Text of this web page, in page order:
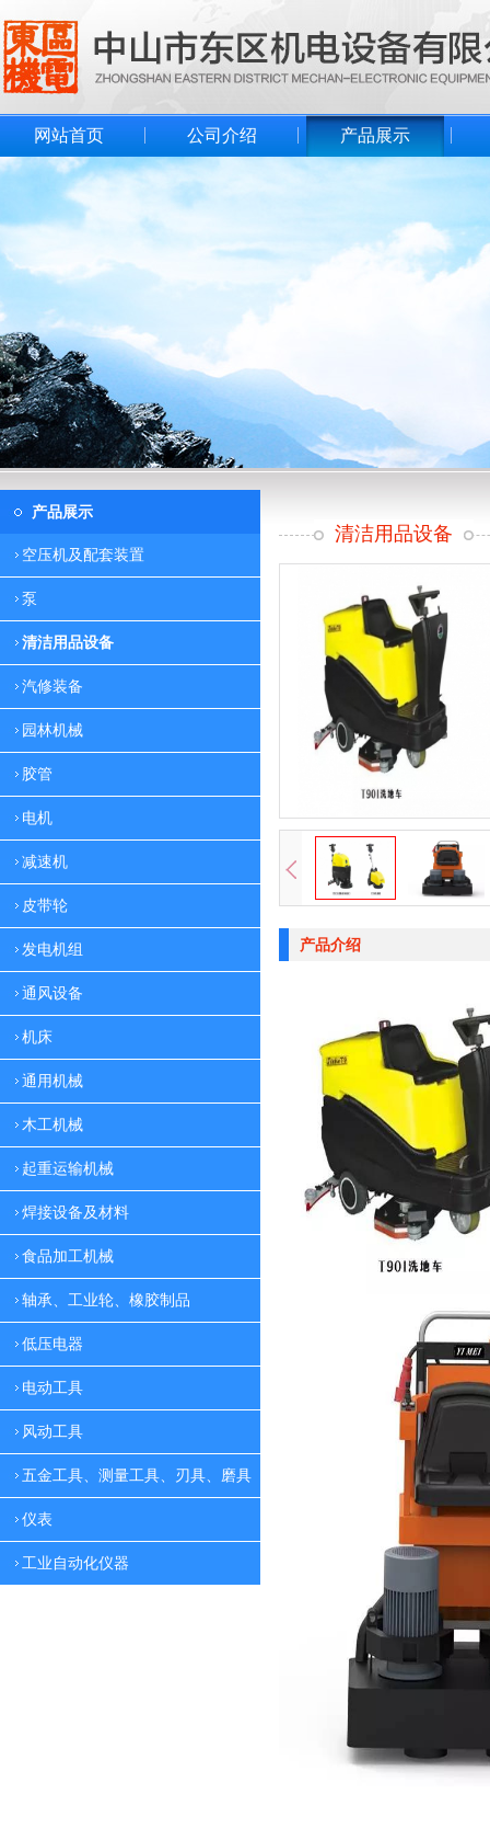
网站首页 公司介绍 产品展示
产品展示
空压机及配套装置
泵
清洁用品设备
汽修装备
园林机械
胶管
电机
减速机
皮带轮
发电机组
通风设备
机床
通用机械
木工机械
起重运输机械
焊接设备及材料
食品加工机械
轴承、工业轮、橡胶制品
低压电器
电动工具
风动工具
五金工具、测量工具、刃具、磨具
仪表
工业自动化仪器
清洁用品设备
产品介绍